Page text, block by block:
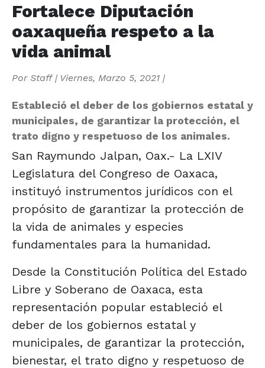
Fortalece Diputación
oaxaqueña respeto a la
vida animal
Por Staff| Viernes, Marzo 5, 2021 |
Estableció el deber de los gobiernos estatal y
municipales, de garantizar la protección, el
trato digno y respetuoso de los animales.
San Raymundo Jalpan, Oax.- La LXIV
Legislatura del Congreso de Oaxaca,
instituyó instrumentos jurídicos con el
propósito de garantizar la protección de
la vida de animales y especies
fundamentales para la humanidad.
Desde la Constitución Política del Estado
Libre y Soberano de Oaxaca, esta
representación popular estableció el
deber de los gobiernos estatal y
municipales, de garantizar la protección,
bienestar, el trato digno y respetuoso de